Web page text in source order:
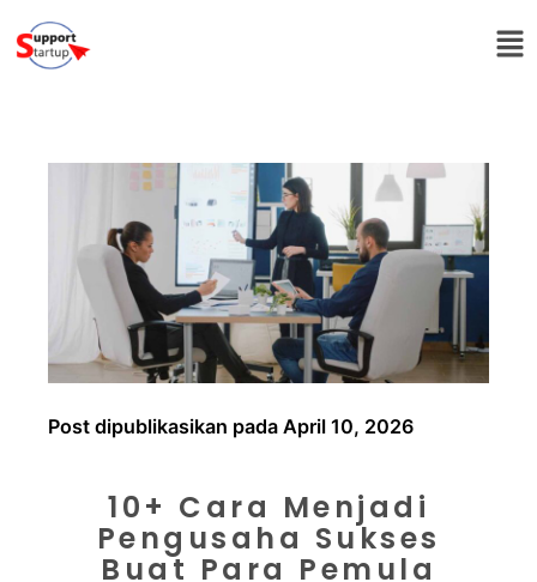
Post dipublikasikan pada April 10, 2026
10+ Cara Menjadi
Pengusaha Sukses
Buat Para Pemula